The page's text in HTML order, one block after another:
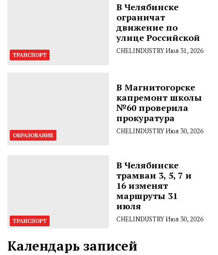
ТРАНСПОРТ
В Челябинске
ограничат
движение по
улице Российской
CHELINDUSTRYИюл 31, 2026
ОБРАЗОВАНИЕ
В Магнитогорске
капремонт школы
№60 проверила
прокуратура
CHELINDUSTRYИюл 30, 2026
ТРАНСПОРТ
В Челябинске
трамваи 3, 5, 7 и
16 изменят
маршруты 31
июля
CHELINDUSTRYИюл 30, 2026
Календарь записей